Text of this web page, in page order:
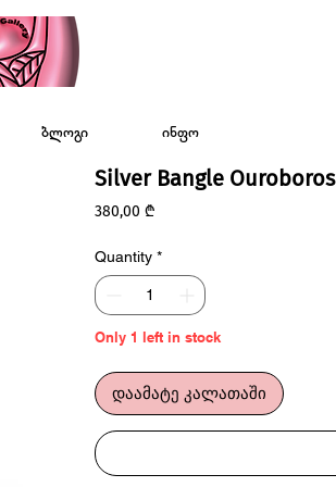
ბლოგი ინფო
Silver Bangle Ouroboros
380,00 ₾
Quantity *
Only 1 left in stock
დაამატე კალათაში